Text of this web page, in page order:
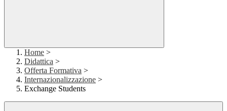
Home >
Didattica >
Offerta Formativa >
Internazionalizzazione >
Exchange Students